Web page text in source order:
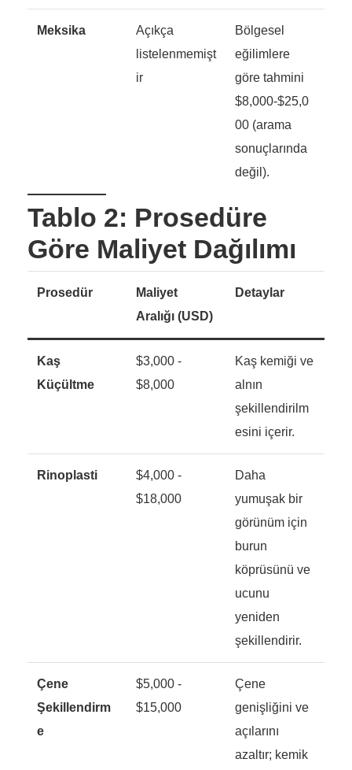
Meksika
Açıkça
listelenmemişt
ir
Bölgesel
eğilimlere
göre tahmini
$8,000-$25,0
00 (arama
sonuçlarında
değil).
Tablo 2: Prosedüre
Göre Maliyet Dağılımı
Prosedür
Maliyet
Aralığı (USD)
Detaylar
Kaş
Küçültme
$3,000 -
$8,000
Kaş kemiği ve
alnın
şekillendirilm
esini içerir.
Rinoplasti
$4,000 -
$18,000
Daha
yumuşak bir
görünüm için
burun
köprüsünü ve
ucunu
yeniden
şekillendirir.
Çene
Şekillendirm
e
$5,000 -
$15,000
Çene
genişliğini ve
açılarını
azaltır; kemik